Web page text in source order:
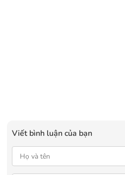
Viết bình luận của bạn